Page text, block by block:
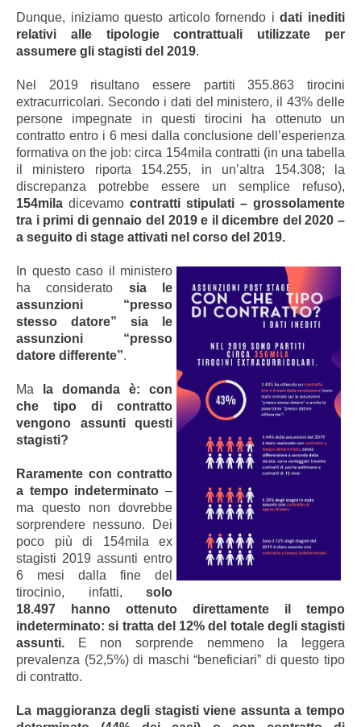
Dunque, iniziamo questo articolo fornendo idati inediti
relativi alle tipologie contrattuali utilizzate per
assumere gli stagisti del 2019.
Nel 2019 risultano essere partiti 355.863 tirocini
extracurricolari. Secondo i dati del ministero, il 43% delle
persone impegnate in questi tirocini ha ottenuto un
contratto entro i 6 mesi dalla conclusione dell’esperienza
formativa on the job: circa 154mila contratti (in una tabella
il ministero riporta 154.255, in un’altra 154.308; la
discrepanza potrebbe essere un semplice refuso),
154mila dicevamo contratti stipulati – grossolamente
tra i primi di gennaio del 2019 e il dicembre del 2020 –
a seguito di stage attivati nel corso del 2019.
In questo caso il ministero
ha considerato sia le
assunzioni “presso
stesso datore” sia le
assunzioni “presso
datore differente”.
Ma
la domanda è: con
che tipo di contratto
vengono assunti questi
stagisti?
Raramente con contratto
a tempo indeterminato –
ma questo non dovrebbe
sorprendere nessuno. Dei
poco più di 154mila ex
stagisti 2019 assunti entro
6 mesi dalla fine del
tirocinio, infatti, solo
18.497 hanno ottenuto direttamente il tempo
indeterminato: si tratta del 12% del totale degli stagisti
assunti.
E non sorprende nemmeno la leggera
prevalenza (52,5%) di maschi “beneficiari” di questo tipo
di contratto.
La maggioranza degli stagisti viene assunta a tempo